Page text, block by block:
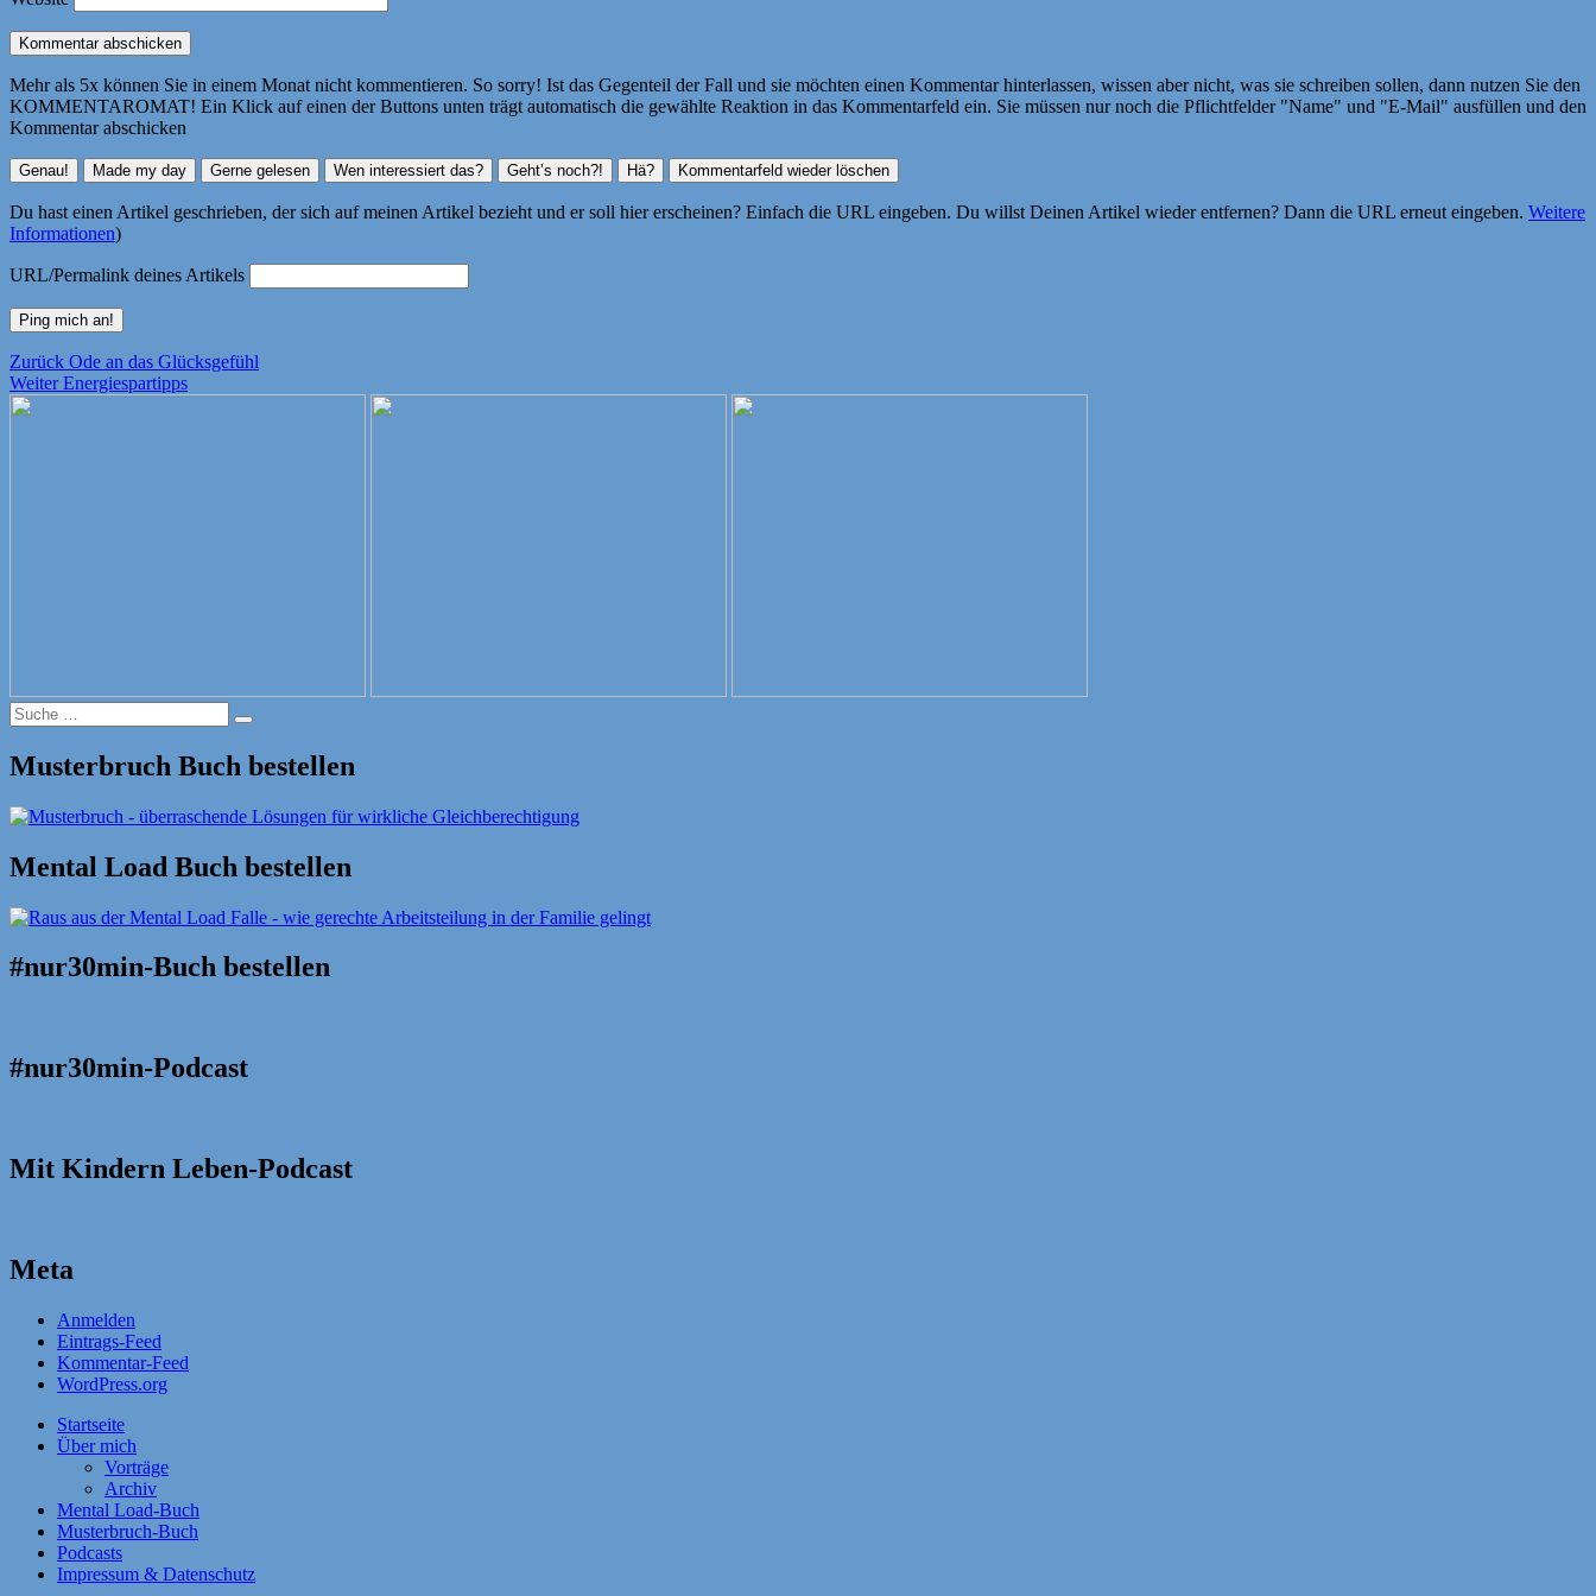
Mehr als 5x können Sie in einem Monat nicht kommentieren. So sorry! Ist das Gegenteil der Fall und sie möchten einen Kommentar hinterlassen, wissen aber nicht, was sie schreiben sollen, dann nutzen Sie den
KOMMENTAROMAT! Ein Klick auf einen der Buttons unten trägt automatisch die gewählte Reaktion in das Kommentarfeld ein. Sie müssen nur noch die Pflichtfelder "Name" und "E-Mail" ausfüllen und den
Kommentar abschicken
Du hast einen Artikel geschrieben, der sich auf meinen Artikel bezieht und er soll hier erscheinen? Einfach die URL eingeben. Du willst Deinen Artikel wieder entfernen? Dann die URL erneut eingeben. Weitere
Informationen)
URL/Permalink deines Artikels
Beitragsnavigation
Zurück Vorheriger
Beitrag:
Ode an das Glücksgefühl
Weiter Nächster
Energiespartipps
Suche
nach:
Suche
Musterbruch Buch bestellen
Mental Load Buch bestellen
#nur30min-Buch bestellen
#nur30min-Podcast
Mit Kindern Leben-Podcast
Meta
Anmelden
Eintrags-Feed
Kommentar-Feed
WordPress.org
Startseite
Über mich
Vorträge
Archiv
Mental Load-Buch
Musterbruch-Buch
Podcasts
Impressum & Datenschutz